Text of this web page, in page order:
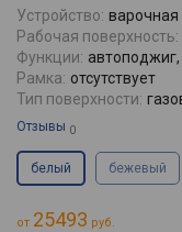
Устройство: варочная
Рабочая поверхность:
Функции: автоподжиг,
Рамка: отсутствует
Тип поверхности:
Отзывы 0
белый бежевый
от 25493 руб.